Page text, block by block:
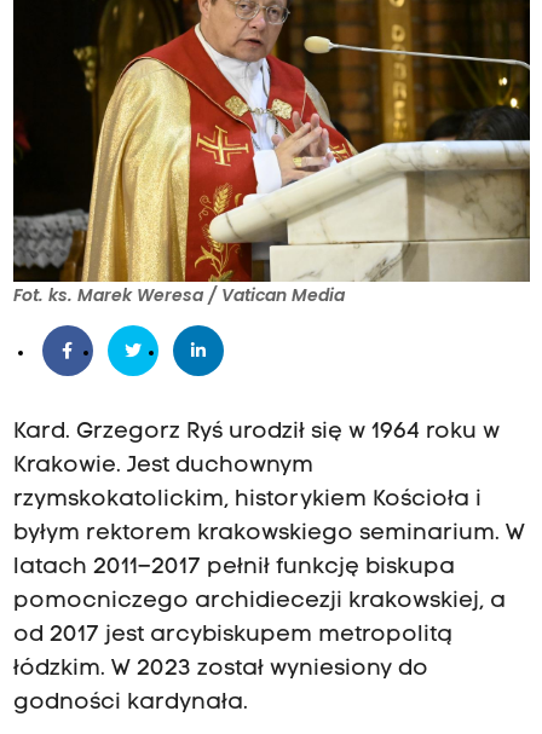
Fot. ks. Marek Weresa / Vatican Media
Kard. Grzegorz Ryś urodził się w 1964 roku w
Krakowie. Jest duchownym
rzymskokatolickim, historykiem Kościoła i
byłym rektorem krakowskiego seminarium. W
latach 2011–2017 pełnił funkcję biskupa
pomocniczego archidiecezji krakowskiej, a
od 2017 jest arcybiskupem metropolitą
łódzkim. W 2023 został wyniesiony do
godności kardynała.